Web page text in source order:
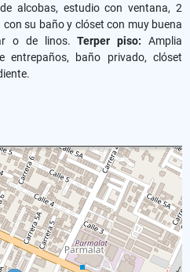
alcobas, estudio con ventana, 2
su baño y clóset con muy buena
o de linos.Terper piso: Amplia
entrepaños, baño privado, clóset